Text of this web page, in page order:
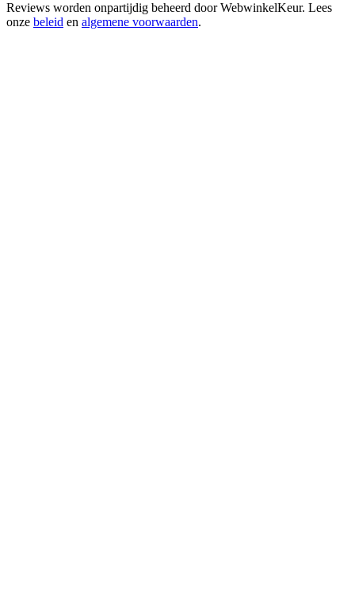
Reviews worden onpartijdig beheerd doorWebwinkelKeur. Lees
onze beleid en algemene voorwaarden.